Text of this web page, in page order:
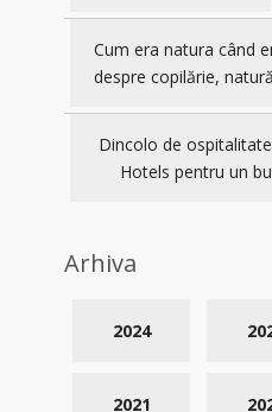
Cum era natura când
despre copilărie,
Dincolo de
Hotels pentru un
Arhiva
2024
2021